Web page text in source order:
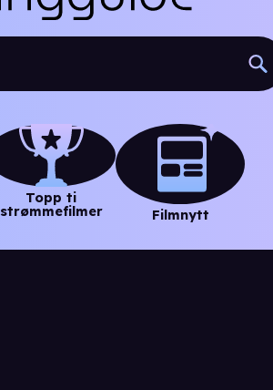
Topp ti
strømmefilmer
Filmnytt